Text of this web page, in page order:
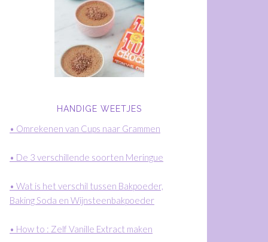
HANDIGE WEETJES
• Omrekenen van Cups naar Grammen
• De 3 verschillende soorten Meringue
• Wat is het verschil tussen Bakpoeder,
Baking Soda en Wijnsteenbakpoeder
• How to : Zelf Vanille Extract maken